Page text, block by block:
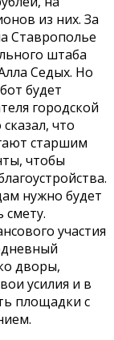
из них. За
Ставрополье
штаба
Седых. Но
будет
городской
что
старшим
чтобы
нужно будет
смету.
участия
дворы,
усилия и в
площадки с